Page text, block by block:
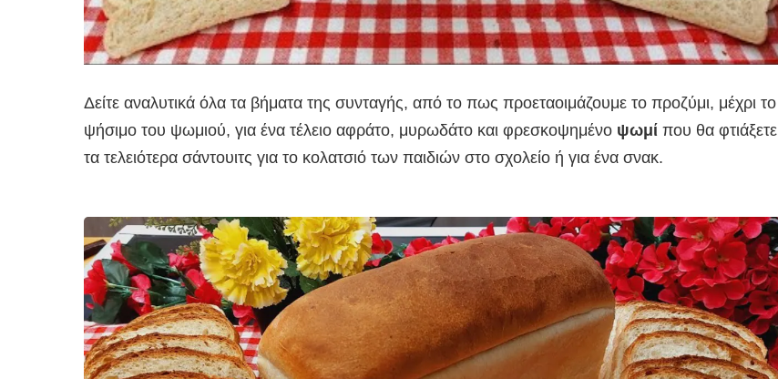
Δείτε αναλυτικά όλα τα βήματα της συνταγής, από το πως προεταοιμάζουμε το προζύμι, μέχρι το
ψήσιμο του ψωμιού, για ένα τέλειο αφράτο, μυρωδάτο και φρεσκοψημένο ψωμί που θα φτιάξετε
τα τελειότερα σάντουιτς για το κολατσιό των παιδιών στο σχολείο ή για ένα σνακ.